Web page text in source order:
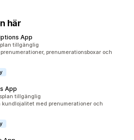
här
App
tillgänglig
prenumerationsboxar och
App
tillgänglig
med prenumerationer och